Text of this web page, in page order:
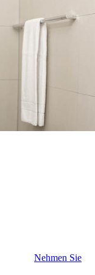
Nehmen Sie